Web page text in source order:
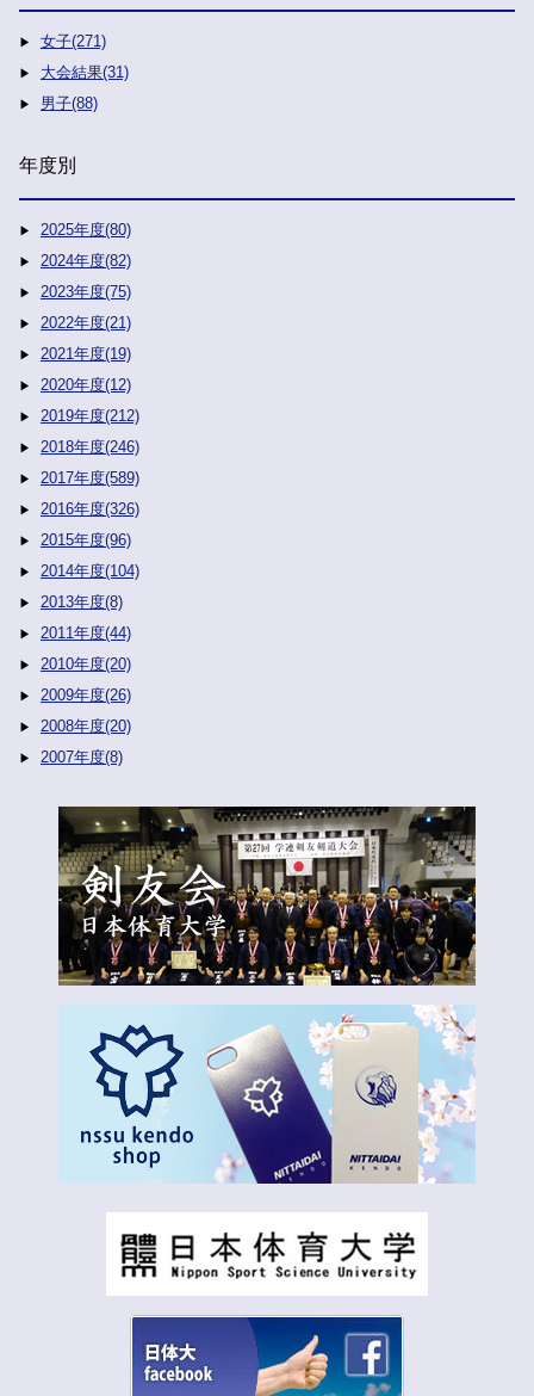
女子(271)
大会結果(31)
男子(88)
年度別
2025年度(80)
2024年度(82)
2023年度(75)
2022年度(21)
2021年度(19)
2020年度(12)
2019年度(212)
2018年度(246)
2017年度(589)
2016年度(326)
2015年度(96)
2014年度(104)
2013年度(8)
2011年度(44)
2010年度(20)
2009年度(26)
2008年度(20)
2007年度(8)